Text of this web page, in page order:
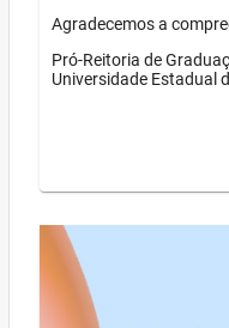
Agradecemos a
Pró-Reitoria de
Universidade Estadual